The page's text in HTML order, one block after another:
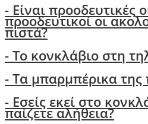
- Είναι προοδευτικές
προοδευτικοί οι
πιστά?
- Τo κονκλάβιο στη
- Τα μπαρμπέρικα της
- Εσείς εκεί στο
παίζετε αλήθεια?